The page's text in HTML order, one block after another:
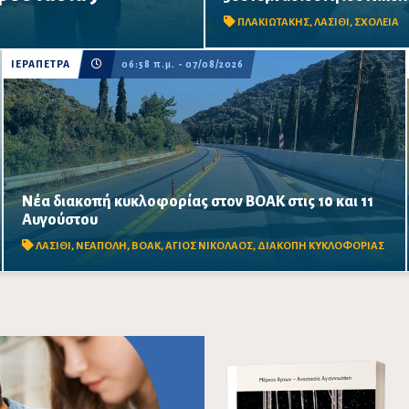
ΠΛΑΚΙΩΤΑΚΗΣ,ΛΑΣΙΘΙ, ΣΧΟΛΕΙΑ
χρονιά – Προβλέπονται
ΙΕΡΑΠΕΤΡΑ 06:58 π.μ. - 07/08/2026
Νέα διακοπή κυκλοφορίας στον ΒΟΑΚ στις 10 και 11
Αυγούστου
ΛΑΣΙΘΙ, ΝΕΑΠΟΛΗ, ΒΟΑΚ,ΑΓΙΟΣ ΝΙΚΟΛΑΟΣ, ΔΙΑΚΟΠΗ ΚΥΚΛΟΦΟΡΙΑΣ
Κλειστό από τις 09:00 έως τις 17:00 το τμήμα Αγίου
Νικολάου–Νεάπολης, στο ύψος της γέφυρας Ξηροποτάμου,
λόγω απομάκρυνσης επισφαλών βραχωδών όγκων.